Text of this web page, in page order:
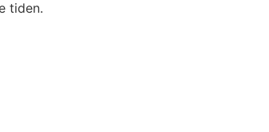
tiden.